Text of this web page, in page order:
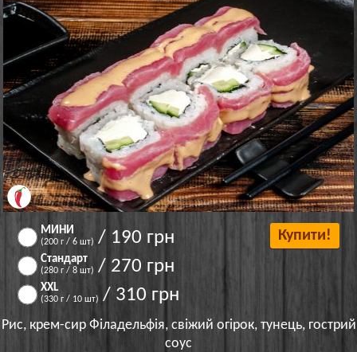
МИНИ
(200 г / 6 шт) / 190 грн
Стандарт
(280 г / 8 шт) / 270 грн
XXL
(330 г / 10 шт) / 310 грн
Купити!
Рис, крем-сир Філадельфія, свіжий огірок, тунець, гострий
соус